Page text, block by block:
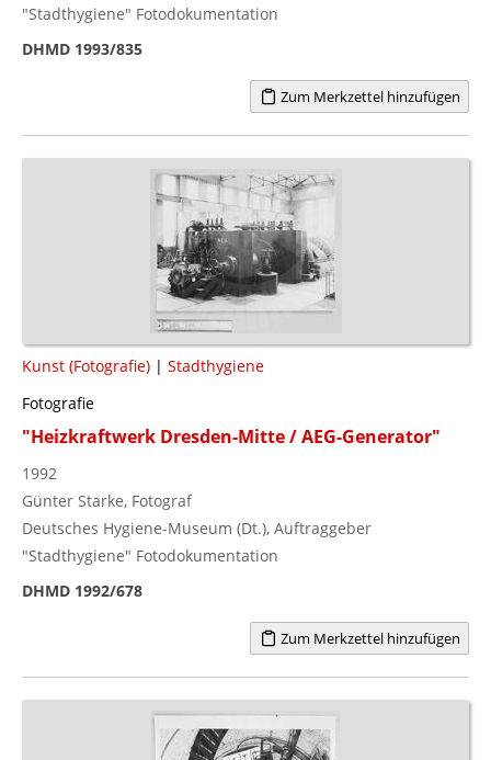
"Stadthygiene" Fotodokumentation
DHMD 1993/835
Zum Merkzettel hinzufügen
Kunst (Fotografie) | Stadthygiene
Fotografie
"Heizkraftwerk Dresden-Mitte / AEG-Generator"
1992
Günter Starke, Fotograf
Deutsches Hygiene-Museum (Dt.), Auftraggeber
"Stadthygiene" Fotodokumentation
DHMD 1992/678
Zum Merkzettel hinzufügen